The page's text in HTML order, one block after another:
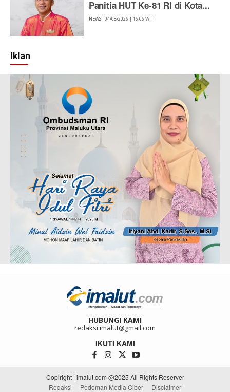
Panitia HUT Ke-81 RI di Kota...
NEWS 04/08/2026 | 16:06 WIT
Iklan
HUBUNGI KAMI
redaksi.imalut@gmail.com
IKUTI KAMI
Copiright | imalut.com @2025 All Rights Reserver
Redaksi
Pedoman Media Ciber Disclaimer